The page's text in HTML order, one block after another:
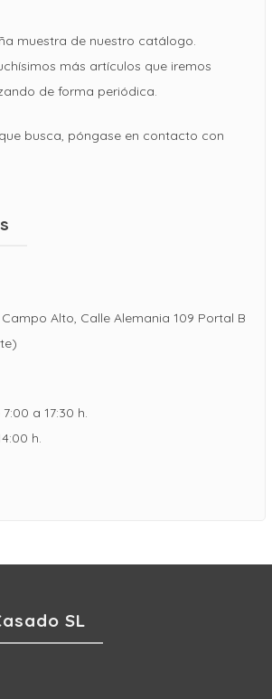
muestra de nuestro catálogo.
más artículos que iremos
de forma periódica.
busca, póngase en contacto con
Alto, Calle Alemania 109 Portal B
a 17:30 h.
h.
SL